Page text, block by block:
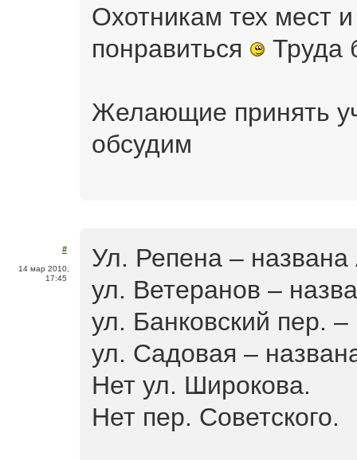
Охотникам тех мест
понравиться
Труда
Желающие принять
обсудим
#
14 мар 2010,
17:45
Ул. Репена –
ул. Ветеранов –
ул. Банковский пер.
ул. Садовая –
Нет ул. Широкова.
Нет пер. Советского.